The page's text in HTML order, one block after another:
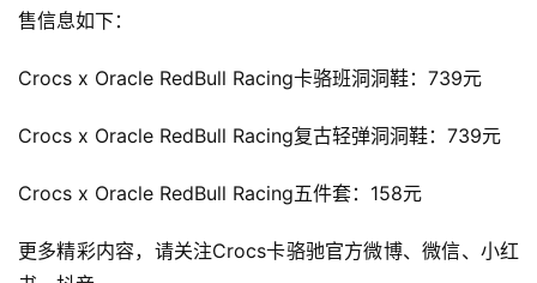
售信息如下：
Crocs x Oracle RedBull Racing卡骆班洞洞鞋：739元
Crocs x Oracle RedBull Racing复古轻弹洞洞鞋：739元
Crocs x Oracle RedBull Racing五件套：158元
更多精彩内容，请关注Crocs卡骆驰官方微博、微信、小红